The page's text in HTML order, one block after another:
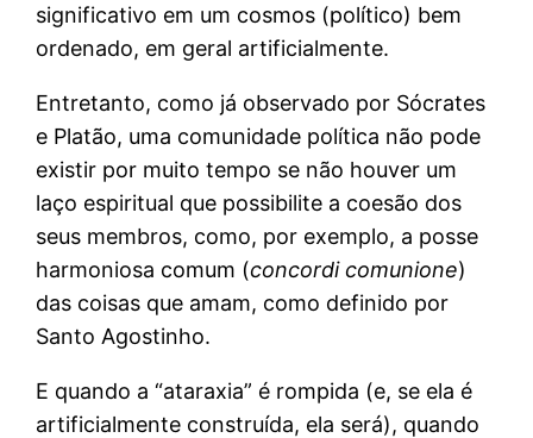
significativo em um cosmos (político) bem
ordenado, em geral artificialmente.
Entretanto, como já observado por Sócrates
e Platão, uma comunidade política não pode
existir por muito tempo se não houver um
laço espiritual que possibilite a coesão dos
seus membros, como, por exemplo, a posse
harmoniosa comum (concordi comunione)
das coisas que amam, como definido por
Santo Agostinho.
E quando a “ataraxia” é rompida (e, se ela é
artificialmente construída, ela será), quando